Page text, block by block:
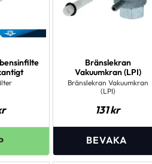
Bränslekran
Vakuumkran (LPI)
Bränslekran Vakuumkran
(LPI)
131kr